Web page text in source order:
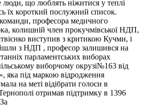
люди, що люблять ніжитися у теплі
їх короткий послужний список.
професора медичного
колишній член прокучмівської НДП,
виступив з критикою Кучми, і
з НДП , професор залишився на
парламентських виборах
виборчому окрузі№163 від
яка під маркою відродження
на меті відібрати голоси в
отримав підтримку в 1396